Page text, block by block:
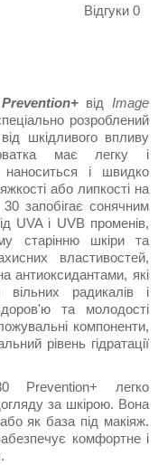
Відгуки 0
від Image
розроблений
шкідливого впливу
має легку і
наноситься і швидко
або липкості на
30 запобігає сонячним
UVA і UVB променів,
старінню шкіри та
властивостей,
антиоксидантами, які
радикалів і
та молодості
компоненти,
рівень гідратації
Prevention+ легко
за шкірою. Вона
як база під макіяж.
комфортне і